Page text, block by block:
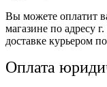
Вы можете оплатит
магазине по адресу
доставке курьером
Оплата